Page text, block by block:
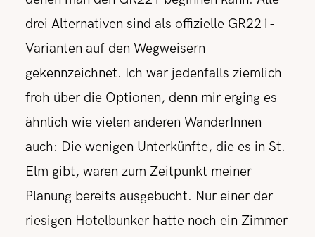
drei Alternativen sind als offizielle GR221-
Varianten auf den Wegweisern
gekennzeichnet. Ich war jedenfalls ziemlich
froh über die Optionen, denn mir erging es
ähnlich wie vielen anderen WanderInnen
auch: Die wenigen Unterkünfte, die es in St.
Elm gibt, waren zum Zeitpunkt meiner
Planung bereits ausgebucht. Nur einer der
riesigen Hotelbunker hatte noch ein Zimmer